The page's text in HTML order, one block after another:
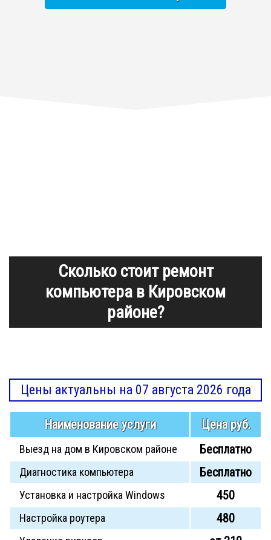
Сколько стоит ремонт
компьютера в Кировском
районе?
Цены актуальны на 07 августа 2026 года
Наименование услуги Цена руб.
Выезд на дом в Кировском районе Бесплатно
Диагностика компьютера Бесплатно
Установка и настройка Windows 450
Настройка роутера 480